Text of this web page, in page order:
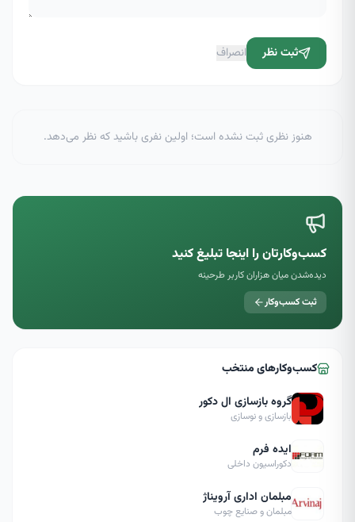
ثبت نظر انصراف
هنوز نظری ثبت نشده است؛ اولین نفری باشید که نظر می‌دهد.
کسب‌وکارتان را اینجا تبلیغ کنید
دیده‌شدن میان هزاران کاربر طرحینه
ثبت کسب‌وکار
کسب‌وکارهای منتخب
گروه بازسازی ال دکور
بازسازی و نوسازی
ایده فرم
دکوراسیون داخلی
مبلمان اداری آرویناژ
مبلمان و صنایع چوب